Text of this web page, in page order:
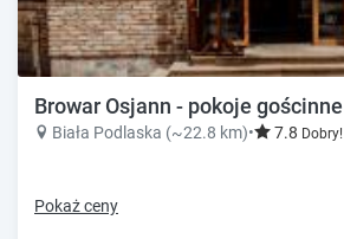
Browar Osjann - pokoje gościnne
Biała Podlaska (~22.8 km)• 7.8 Dobry!
Pokaż ceny